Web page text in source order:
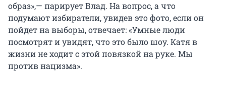
образ»,— парирует Влад. На вопрос, а что
подумают избиратели, увидев это фото, если он
пойдет на выборы, отвечает: «Умные люди
посмотрят и увидят, что это было шоу. Катя в
жизни не ходит с этой повязкой на руке. Мы
против нацизма».